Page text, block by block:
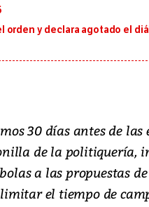
orden y declara agotado el
30 días antes de las
de la politiquería,
a las propuestas
el tiempo de